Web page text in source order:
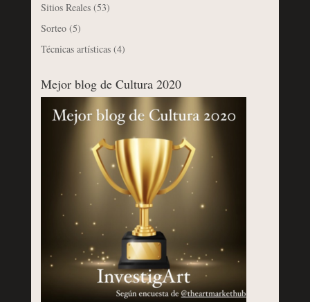
Sitios Reales(53)
Sorteo(5)
Técnicas artísticas(4)
Mejor blog de Cultura 2020